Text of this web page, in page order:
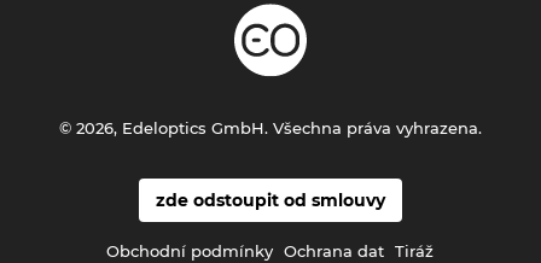
zde odstoupit od smlouvy
Obchodní podmínky Ochrana dat Tiráž
© 2026, Edeloptics GmbH. Všechna práva vyhrazena.